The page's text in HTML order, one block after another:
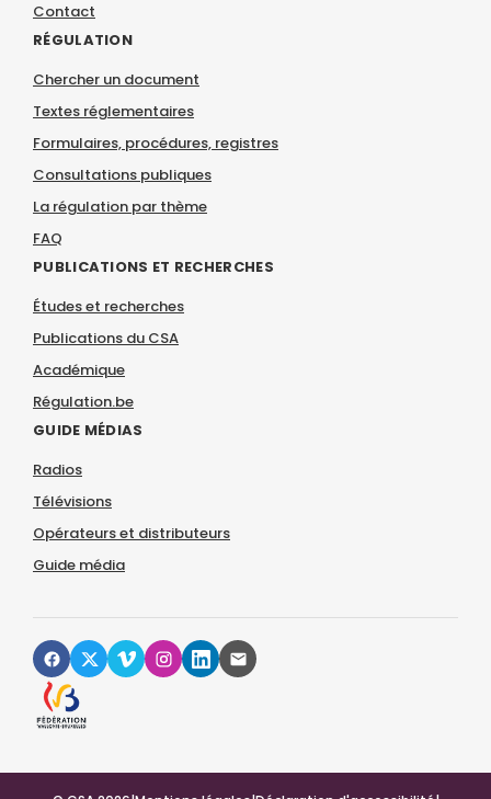
Contact
RÉGULATION
Chercher un document
Textes réglementaires
Formulaires, procédures, registres
Consultations publiques
La régulation par thème
FAQ
PUBLICATIONS ET RECHERCHES
Études et recherches
Publications du CSA
Académique
Régulation.be
GUIDE MÉDIAS
Radios
Télévisions
Opérateurs et distributeurs
Guide média